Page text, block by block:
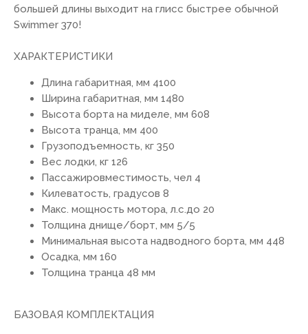
большей длины выходит на глисс быстрее обычной
Swimmer 370!
ХАРАКТЕРИСТИКИ
Длина габаритная, мм 4100
Ширина габаритная, мм 1480
Высота борта на миделе, мм 608
Высота транца, мм 400
Грузоподъемность, кг 350
Вес лодки, кг 126
Пассажировместимость, чел 4
Килеватость, градусов 8
Макс. мощность мотора, л.с.до 20
Толщина днище/борт, мм 5/5
Минимальная высота надводного борта, мм 448
Осадка, мм 160
Толщина транца 48 мм
БАЗОВАЯ КОМПЛЕКТАЦИЯ